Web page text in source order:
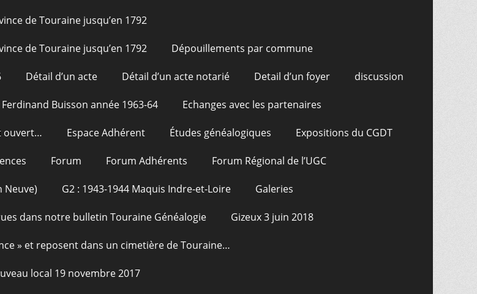
de Touraine jusqu’en 1792
de Touraine jusqu’en 1792 Dépouillements par commune
Détail d’un acte Détail d’un acte notarié Detail d’un foyer discussion
Ferdinand Buisson année 1963-64 Echanges avec les partenaires
ouvert… Espace Adhérent Études généalogiques Expositions du CGDT
Forum Forum Adhérents Forum Régional de l’UGC
Neuve) G2 : 1943-1944 Maquis Indre-et-Loire Galeries
dans notre bulletin Touraine Généalogie Gizeux 3 juin 2018
» et reposent dans un cimetière de Touraine…
local 19 novembre 2017